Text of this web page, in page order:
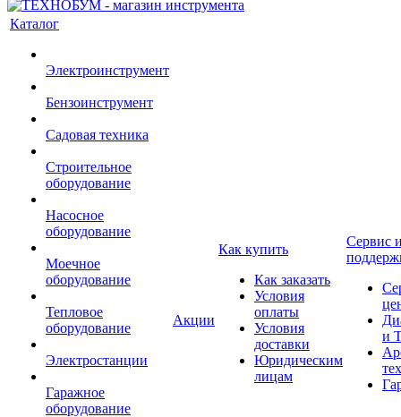
Каталог
Электроинструмент
Бензоинструмент
Садовая техника
Строительное
оборудование
Насосное
оборудование
Моечное
оборудование
Тепловое
оборудование
Электростанции
Гаражное
оборудование
Акции
Как купить
Как заказать
Условия
оплаты
Условия
доставки
Юридическим
лицам
Сервис
и